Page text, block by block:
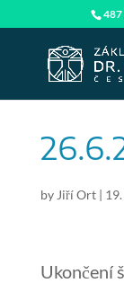
487
by Jiří Ort|
Ukončení